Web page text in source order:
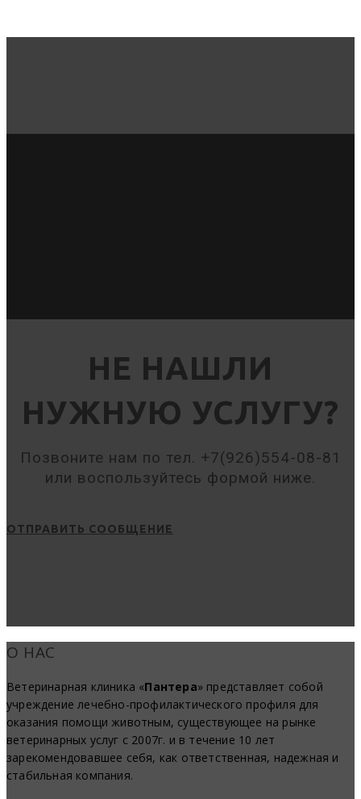
НЕ НАШЛИ
НУЖНУЮ УСЛУГУ?
Позвоните нам по тел. +7(926)554-08-81
или воспользуйтесь формой ниже.
ОТПРАВИТЬ СООБЩЕНИЕ
О НАС
Ветеринарная клиника «Пантера» представляет собой
учреждение лечебно-профилактического профиля для
оказания помощи животным, существующее на рынке
ветеринарных услуг с 2007г. и в течение 10 лет
зарекомендовавшее себя, как ответственная, надежная и
стабильная компания.